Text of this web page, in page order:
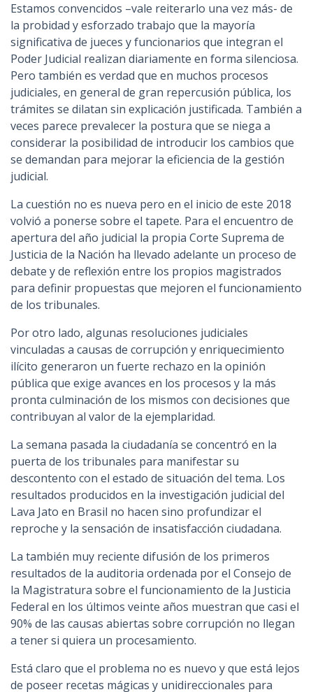
Estamos convencidos –vale reiterarlo una vez más- de
la probidad y esforzado trabajo que la mayoría
significativa de jueces y funcionarios que integran el
Poder Judicial realizan diariamente en forma silenciosa.
Pero también es verdad que en muchos procesos
judiciales, en general de gran repercusión pública, los
trámites se dilatan sin explicación justificada. También a
veces parece prevalecer la postura que se niega a
considerar la posibilidad de introducir los cambios que
se demandan para mejorar la eficiencia de la gestión
judicial.
La cuestión no es nueva pero en el inicio de este 2018
volvió a ponerse sobre el tapete. Para el encuentro de
apertura del año judicial la propia Corte Suprema de
Justicia de la Nación ha llevado adelante un proceso de
debate y de reflexión entre los propios magistrados
para definir propuestas que mejoren el funcionamiento
de los tribunales.
Por otro lado, algunas resoluciones judiciales
vinculadas a causas de corrupción y enriquecimiento
ilícito generaron un fuerte rechazo en la opinión
pública que exige avances en los procesos y la más
pronta culminación de los mismos con decisiones que
contribuyan al valor de la ejemplaridad.
La semana pasada la ciudadanía se concentró en la
puerta de los tribunales para manifestar su
descontento con el estado de situación del tema. Los
resultados producidos en la investigación judicial del
Lava Jato en Brasil no hacen sino profundizar el
reproche y la sensación de insatisfacción ciudadana.
La también muy reciente difusión de los primeros
resultados de la auditoria ordenada por el Consejo de
la Magistratura sobre el funcionamiento de la Justicia
Federal en los últimos veinte años muestran que casi el
90% de las causas abiertas sobre corrupción no llegan
a tener si quiera un procesamiento.
Está claro que el problema no es nuevo y que está lejos
de poseer recetas mágicas y unidireccionales para